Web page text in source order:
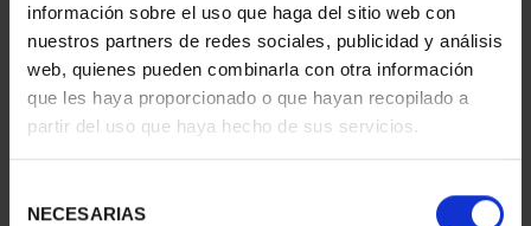
información sobre el uso que haga del sitio web con
nuestros partners de redes sociales, publicidad y análisis
web, quienes pueden combinarla con otra información
que les haya proporcionado o que hayan recopilado a
partir del uso que haya hecho de sus servicios.
NECESARIAS
SUSCRIPCIÓN
PROVINCIA 3
SUSCRIPCIÓN
PROVINCIA 4